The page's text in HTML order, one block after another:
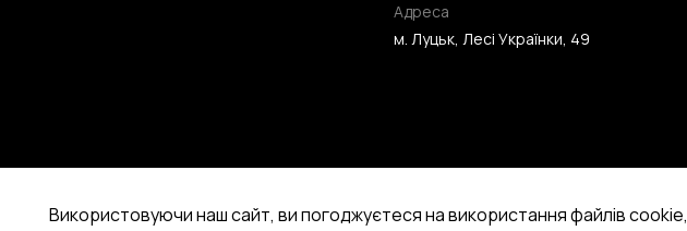
Адреса
м. Луцьк, Лесі Українки, 49
Використовуючи наш сайт, ви погоджуєтеся на використання файлів